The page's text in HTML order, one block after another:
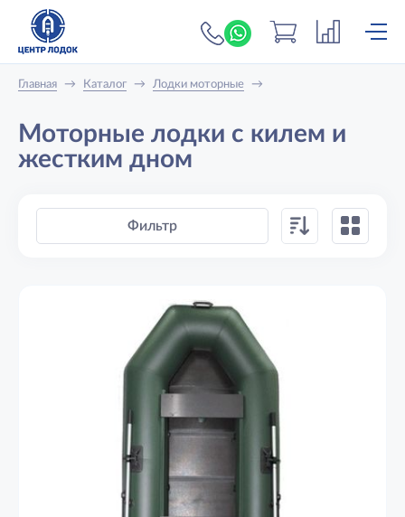
+7 (919) 698-56-
Главная → Каталог → Лодки моторные →
Моторные лодки с килем и
жестким дном
Фильтр